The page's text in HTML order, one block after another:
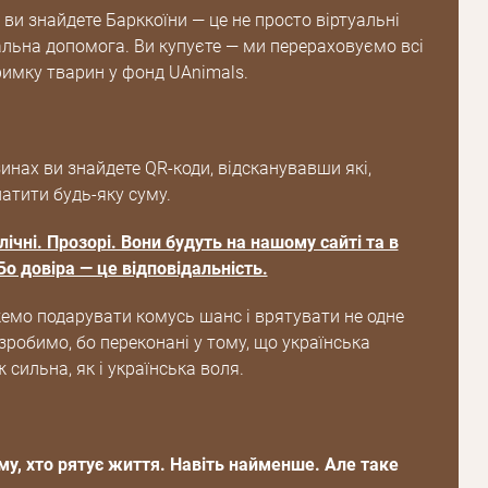
ви знайдете Барккоїни — це не просто віртуальні
допомога. Ви купуєте — ми перераховуємо всі
тварин у фонд UAnimals.
ви знайдете QR-коди, відсканувавши які,
будь-яку суму.
Прозорі. Вони будуть на нашому сайті та в
довіра — це відповідальність.
подарувати комусь шанс і врятувати не одне
бо переконані у тому, що українська
як і українська воля.
хто рятує життя. Навіть найменше. Але таке
Зареєструватися